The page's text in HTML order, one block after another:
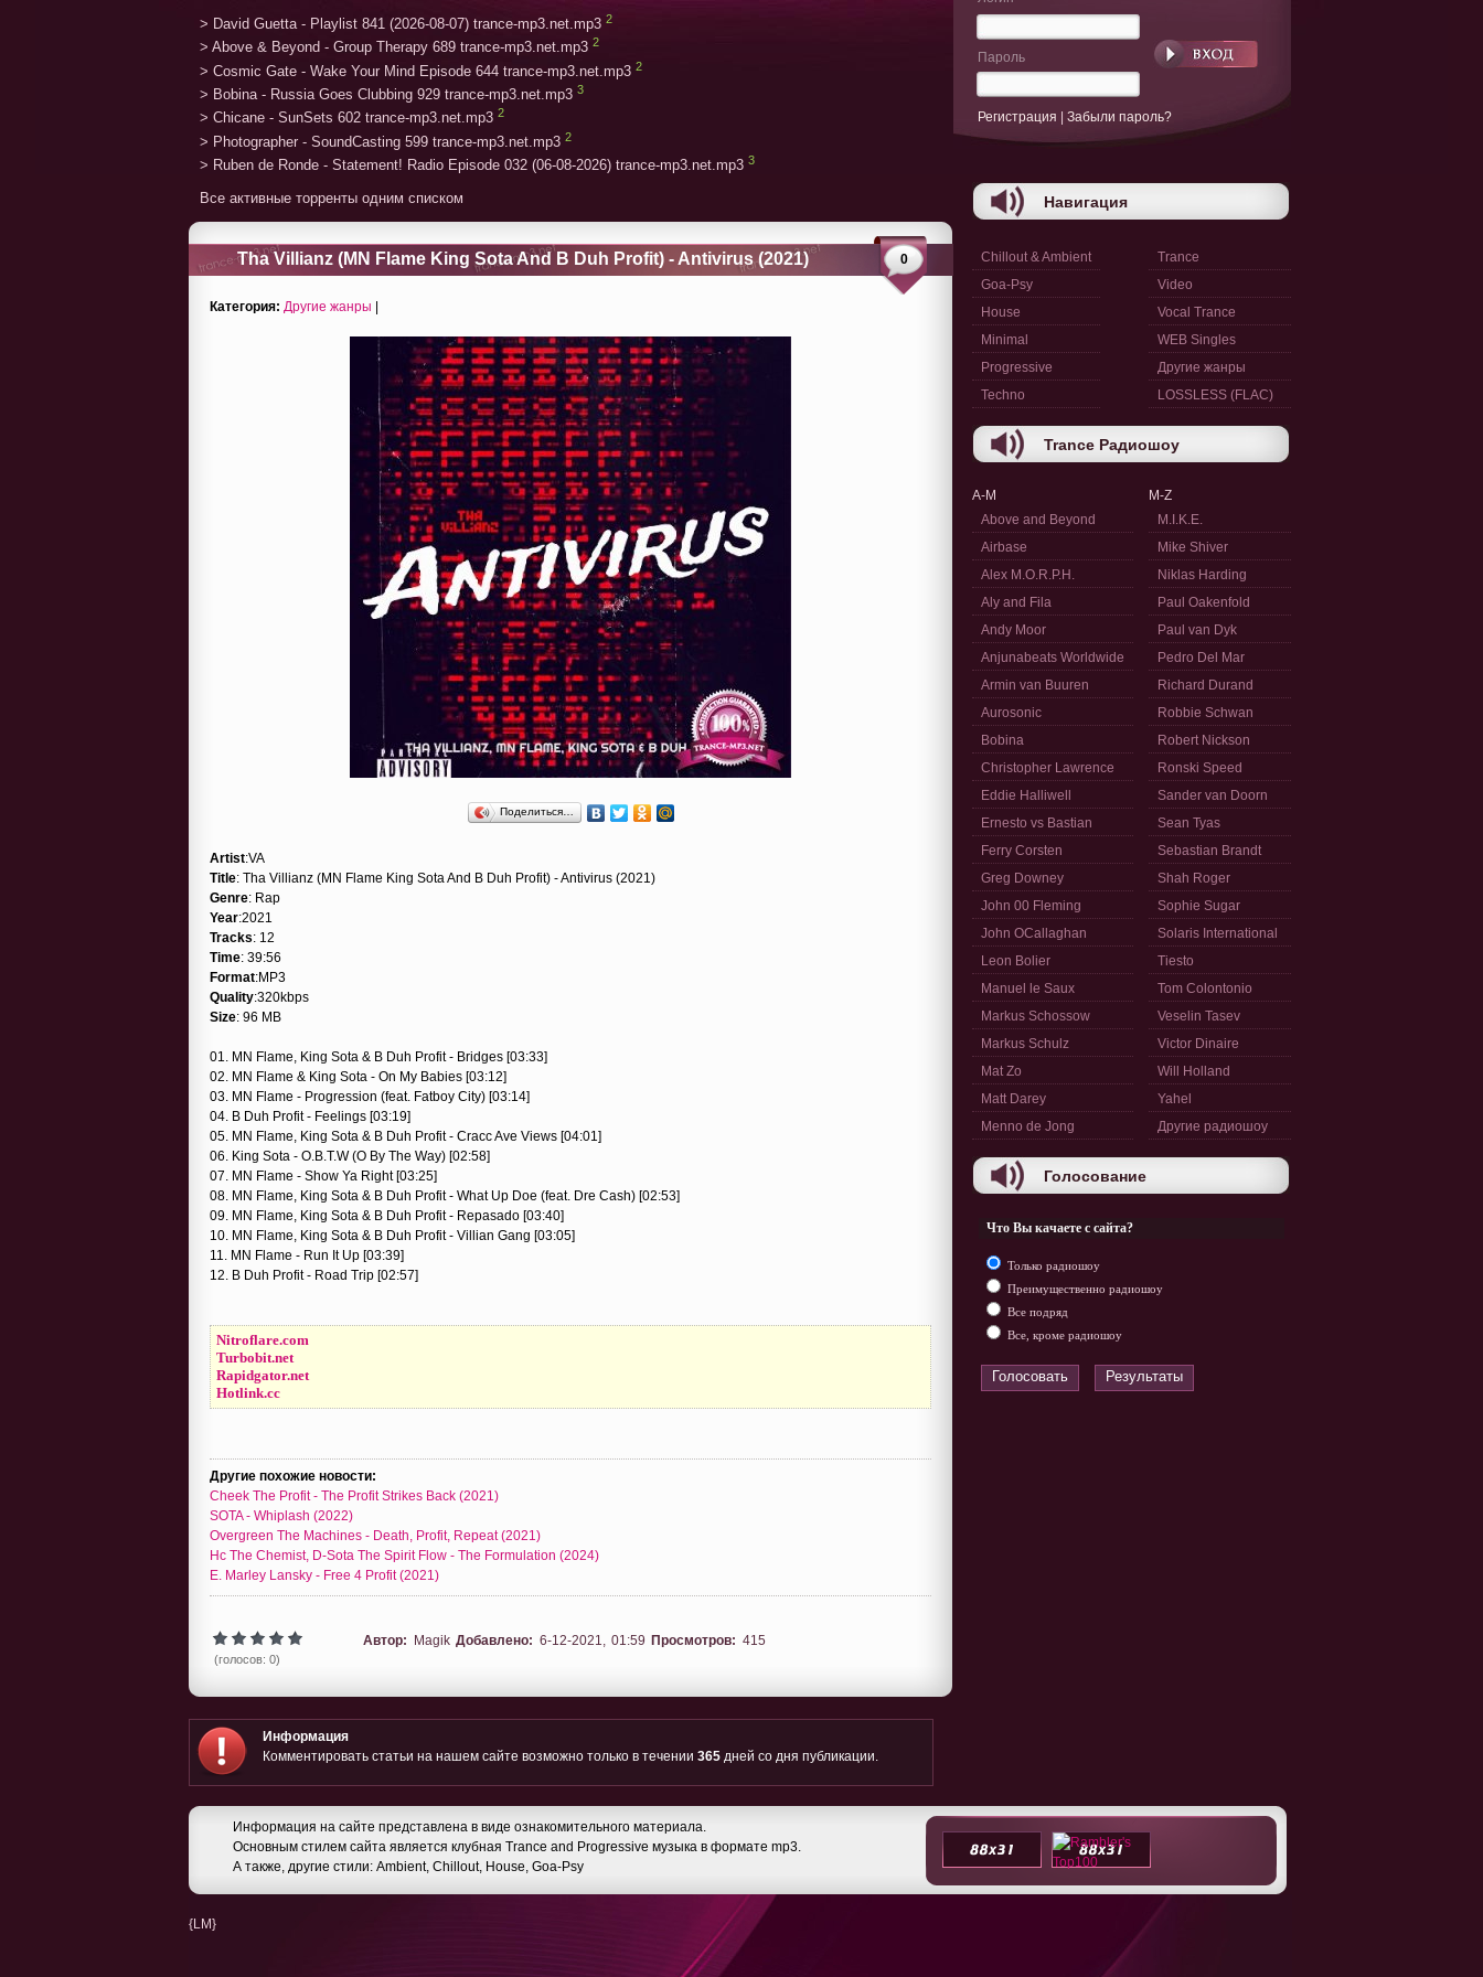
> David Guetta - Playlist 841 (2026-08-07) trance-mp3.net.mp3 2
> Above & Beyond - Group Therapy 689 trance-mp3.net.mp3 2
> Cosmic Gate - Wake Your Mind Episode 644 trance-mp3.net.mp3 2
> Bobina - Russia Goes Clubbing 929 trance-mp3.net.mp3 3
> Chicane - SunSets 602 trance-mp3.net.mp3 2
> Photographer - SoundCasting 599 trance-mp3.net.mp3 2
> Ruben de Ronde - Statement! Radio Episode 032 (06-08-2026) trance-mp3.net.mp3 3
Все активные торренты одним списком
Tha Villianz (MN Flame King Sota And B Duh Profit) - Antivirus (2021) 0
Категория: Другие жанры |
Поделиться…
Artist:VA
Title: Tha Villianz (MN Flame King Sota And B Duh Profit) - Antivirus (2021)
Genre: Rap
Year:2021
Tracks: 12
Time: 39:56
Format:MP3
Quality:320kbps
Size: 96 MB
01. MN Flame, King Sota & B Duh Profit - Bridges [03:33]
02. MN Flame & King Sota - On My Babies [03:12]
03. MN Flame - Progression (feat. Fatboy City) [03:14]
04. B Duh Profit - Feelings [03:19]
05. MN Flame, King Sota & B Duh Profit - Cracc Ave Views [04:01]
06. King Sota - O.B.T.W (O By The Way) [02:58]
07. MN Flame - Show Ya Right [03:25]
08. MN Flame, King Sota & B Duh Profit - What Up Doe (feat. Dre Cash) [02:53]
09. MN Flame, King Sota & B Duh Profit - Repasado [03:40]
10. MN Flame, King Sota & B Duh Profit - Villian Gang [03:05]
11. MN Flame - Run It Up [03:39]
12. B Duh Profit - Road Trip [02:57]
Nitroflare.com
Turbobit.net
Rapidgator.net
Hotlink.cc
Другие похожие новости:
Cheek The Profit - The Profit Strikes Back (2021)
SOTA - Whiplash (2022)
Overgreen The Machines - Death, Profit, Repeat (2021)
Hc The Chemist, D-Sota The Spirit Flow - The Formulation (2024)
E. Marley Lansky - Free 4 Profit (2021)
(голосов: 0)
Автор: Magik Добавлено: 6-12-2021, 01:59 Просмотров: 415
Информация
Комментировать статьи на нашем сайте возможно только в течении 365 дней со дня публикации.
Пароль
Регистрация Забыли пароль?
Навигация
Chillout & Ambient
Goa-Psy
House
Minimal
Progressive
Techno
Trance
Video
Vocal Trance
WEB Singles
Другие жанры
LOSSLESS (FLAC)
Trance Радиошоу
A-M
Above and Beyond
Airbase
Alex M.O.R.P.H.
Aly and Fila
Andy Moor
Anjunabeats Worldwide
Armin van Buuren
Aurosonic
Bobina
Christopher Lawrence
Eddie Halliwell
Ernesto vs Bastian
Ferry Corsten
Greg Downey
John 00 Fleming
John OCallaghan
Leon Bolier
Manuel le Saux
Markus Schossow
Markus Schulz
Mat Zo
Matt Darey
Menno de Jong
M-Z
M.I.K.E.
Mike Shiver
Niklas Harding
Paul Oakenfold
Paul van Dyk
Pedro Del Mar
Richard Durand
Robbie Schwan
Robert Nickson
Ronski Speed
Sander van Doorn
Sean Tyas
Sebastian Brandt
Shah Roger
Sophie Sugar
Solaris International
Tiesto
Tom Colontonio
Veselin Tasev
Victor Dinaire
Will Holland
Yahel
Другие радиошоу
Голосование
Что Вы качаете с сайта?
Только радиошоу
Преимущественно радиошоу
Все подряд
Все, кроме радиошоу
Голосовать Результаты
Информация на сайте представлена в виде ознакомительного материала.
Основным стилем сайта является клубная Trance and Progressive музыка в формате mp3.
А также, другие стили: Ambient, Chillout, House, Goa-Psy
{LM}